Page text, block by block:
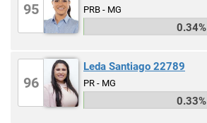
95 PRB - MG
0.34%
96
Leda Santiago 22789
PR - MG
0.33%